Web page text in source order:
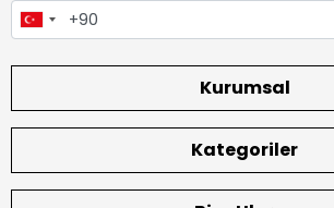
Kurumsal
Kategoriler